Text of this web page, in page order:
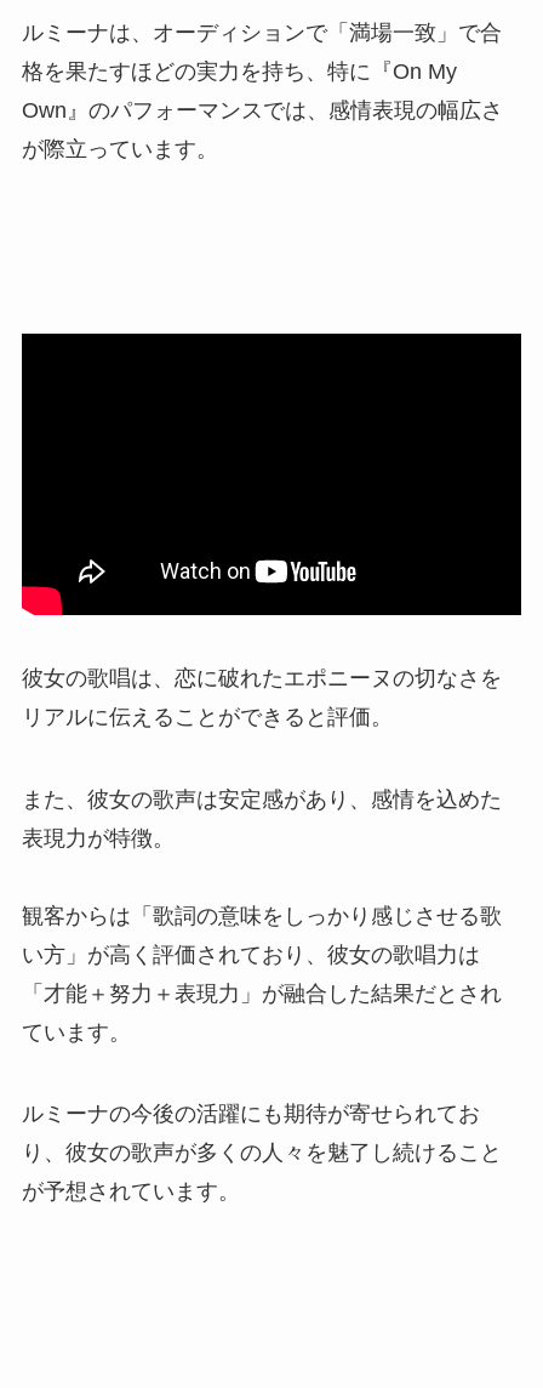
ルミーナは、オーディションで「満場一致」で合
格を果たすほどの実力を持ち、特に『On My
Own』のパフォーマンスでは、感情表現の幅広さ
が際立っています。
彼女の歌唱は、恋に破れたエポニーヌの切なさを
リアルに伝えることができると評価。
また、彼女の歌声は安定感があり、感情を込めた
表現力が特徴。
観客からは「歌詞の意味をしっかり感じさせる歌
い方」が高く評価されており、彼女の歌唱力は
「才能＋努力＋表現力」が融合した結果だとされ
ています。
ルミーナの今後の活躍にも期待が寄せられてお
り、彼女の歌声が多くの人々を魅了し続けること
が予想されています。